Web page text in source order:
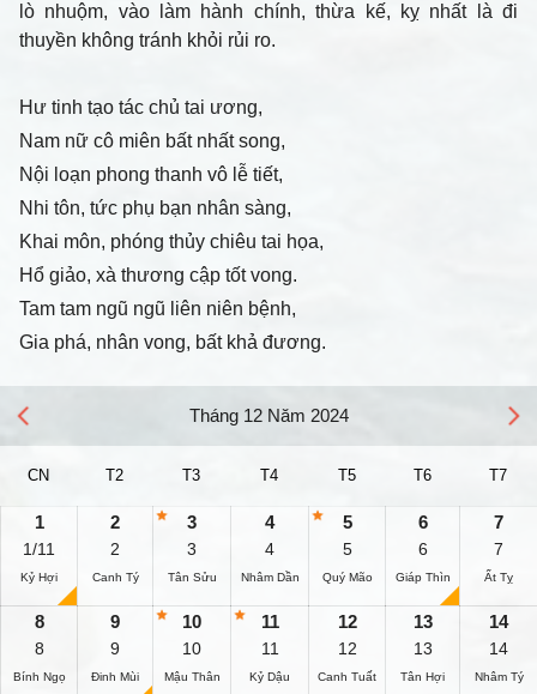
lò nhuộm, vào làm hành chính, thừa kế, kỵ nhất là đi
thuyền không tránh khỏi rủi ro.
Hư tinh tạo tác chủ tai ương,
Nam nữ cô miên bất nhất song,
Nội loạn phong thanh vô lễ tiết,
Nhi tôn, tức phụ bạn nhân sàng,
Khai môn, phóng thủy chiêu tai họa,
Hổ giảo, xà thương cập tốt vong.
Tam tam ngũ ngũ liên niên bệnh,
Gia phá, nhân vong, bất khả đương.
Tháng 12 Năm 2024
CN T2 T3 T4 T5 T6 T7
1
1/11
Kỷ Hợi
2
2
Canh Tý
3
3
Tân Sửu
4
4
Nhâm Dần
5
5
Quý Mão
6
6
Giáp Thìn
7
7
Ất Tỵ
8
8
Bính Ngọ
9
9
Đinh Mùi
10
10
Mậu Thân
11
11
Kỷ Dậu
12
12
Canh Tuất
13
13
Tân Hợi
14
14
Nhâm Tý